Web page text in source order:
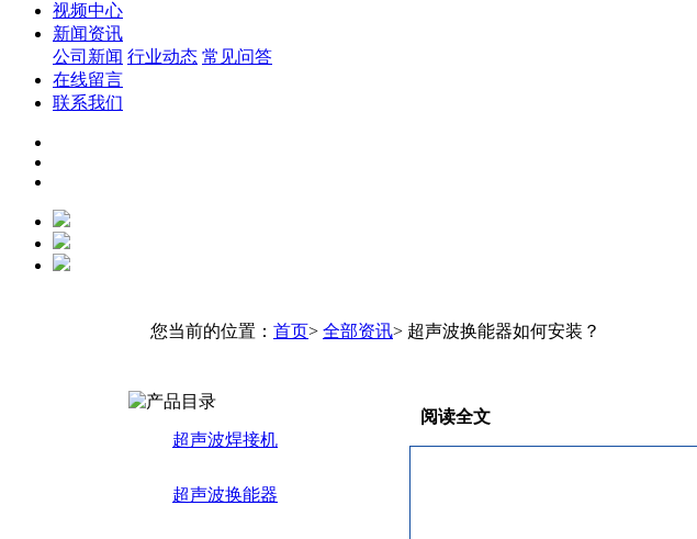
视频中心
新闻资讯
公司新闻 行业动态 常见问答
在线留言
联系我们
您当前的位置： 首页> 全部资讯> 超声波换能器如何安装？
超声波焊接机
超声波换能器
阅读全文